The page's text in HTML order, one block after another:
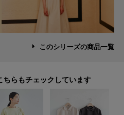
このシリーズの商品一覧
ちらもチェックしています